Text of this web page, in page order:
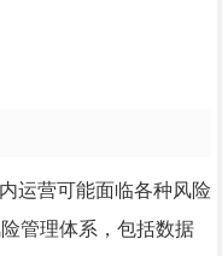
运营可能面临各种风险
管理体系，包括数据